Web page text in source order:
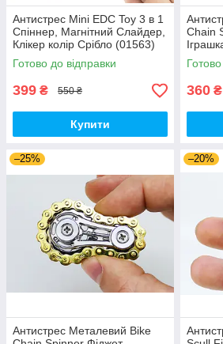
Антистрес Mini EDC Toy 3 в 1
Спіннер, Магнітний Слайдер,
Клікер колір Срібло (01563)
Готово до відправки
399 ₴ 550 ₴
Купити
Chain
(01154)
360 ₴
–25%
Антистрес Металевий Bike
–20%